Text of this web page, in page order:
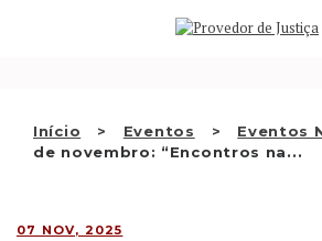
Início Eventos Eventos
de novembro: “Encontros na...
QUEM SOMOS
RECOMENDAÇÕES E
DECISÕES
07 NOV, 2025